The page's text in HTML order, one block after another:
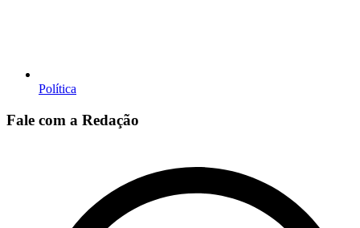
Política
Fale com a Redação